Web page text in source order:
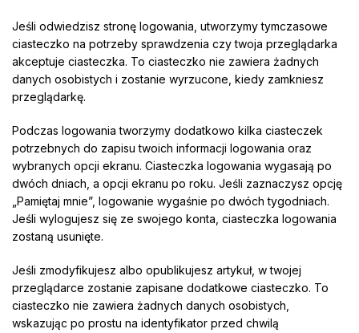
Jeśli odwiedzisz stronę logowania, utworzymy tymczasowe
ciasteczko na potrzeby sprawdzenia czy twoja przeglądarka
akceptuje ciasteczka. To ciasteczko nie zawiera żadnych
danych osobistych i zostanie wyrzucone, kiedy zamkniesz
przeglądarkę.
Podczas logowania tworzymy dodatkowo kilka ciasteczek
potrzebnych do zapisu twoich informacji logowania oraz
wybranych opcji ekranu. Ciasteczka logowania wygasają po
dwóch dniach, a opcji ekranu po roku. Jeśli zaznaczysz opcję
„Pamiętaj mnie”, logowanie wygaśnie po dwóch tygodniach.
Jeśli wylogujesz się ze swojego konta, ciasteczka logowania
zostaną usunięte.
Jeśli zmodyfikujesz albo opublikujesz artykuł, w twojej
przeglądarce zostanie zapisane dodatkowe ciasteczko. To
ciasteczko nie zawiera żadnych danych osobistych,
wskazując po prostu na identyfikator przed chwilą